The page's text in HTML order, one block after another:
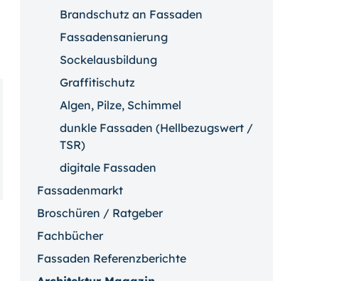
Brandschutz an Fassaden
Fassadensanierung
Sockelausbildung
Graffitischutz
Algen, Pilze, Schimmel
dunkle Fassaden (Hellbezugswert /
TSR)
digitale Fassaden
Fassadenmarkt
Broschüren / Ratgeber
Fachbücher
Fassaden Referenzberichte